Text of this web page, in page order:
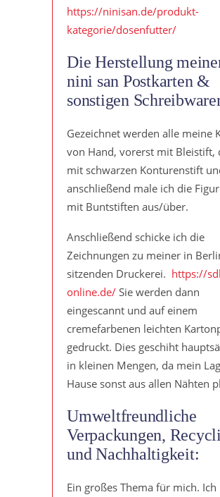
https://ninisan.de/produkt-
kategorie/dosenfutter/
Die Herstellung
nini san Postkarten &
sonstigen
Gezeichnet werden alle meine
von Hand, vorerst mit Bleistift,
mit schwarzen Konturenstift
anschließend male ich die
mit Buntstiften aus/über.
Anschließend schicke ich die
Zeichnungen zu meiner in
sitzenden Druckerei. https://
online.de/ Sie werden dann
eingescannt und auf einem
cremefarbenen leichten
gedruckt. Dies geschiht
in kleinen Mengen, da mein
Hause sonst aus allen Nähten
Umweltfreundliche
Verpackungen,
und Nachhaltigkeit:
Ein großes Thema für mich. Ich